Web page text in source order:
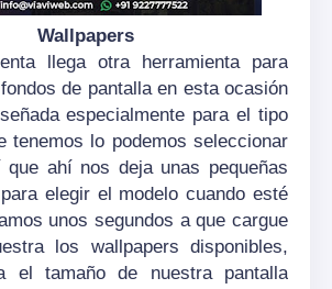
Wallpapers
llega otra herramienta para
de pantalla en esta ocasión
especialmente para el tipo
tenemos lo podemos seleccionar
ahí nos deja unas pequeñas
elegir el modelo cuando esté
unos segundos a que cargue
los wallpapers disponibles,
el tamaño de nuestra pantalla